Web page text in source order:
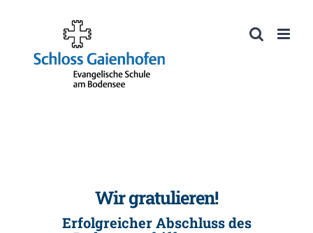
Werkzeugleiste öffnen
springen
Wir gratulieren!
Erfolgreicher Abschluss des